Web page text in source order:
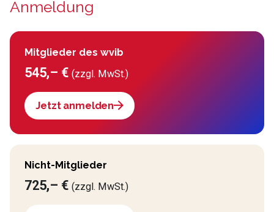
Anmeldung
Mitglieder des wvib
545,– €(zzgl. MwSt.)
Jetzt anmelden
Nicht-Mitglieder
725,– €(zzgl. MwSt.)